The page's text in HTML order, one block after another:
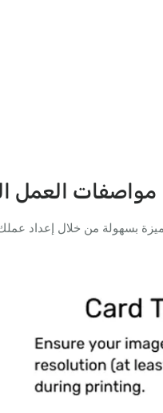
مواصفات العمل
بسهولة من خلال إعداد